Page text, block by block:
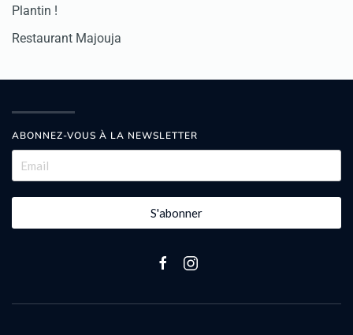
Plantin !
Restaurant Majouja
ABONNEZ-VOUS À LA NEWSLETTER
S'abonner